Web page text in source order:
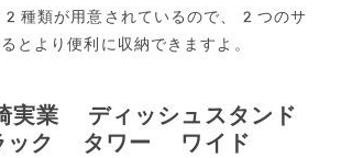
2種類が用意されているので、2つのサ
とより便利に収納できますよ。
実業 ディッシュスタンド
ック タワー ワイド